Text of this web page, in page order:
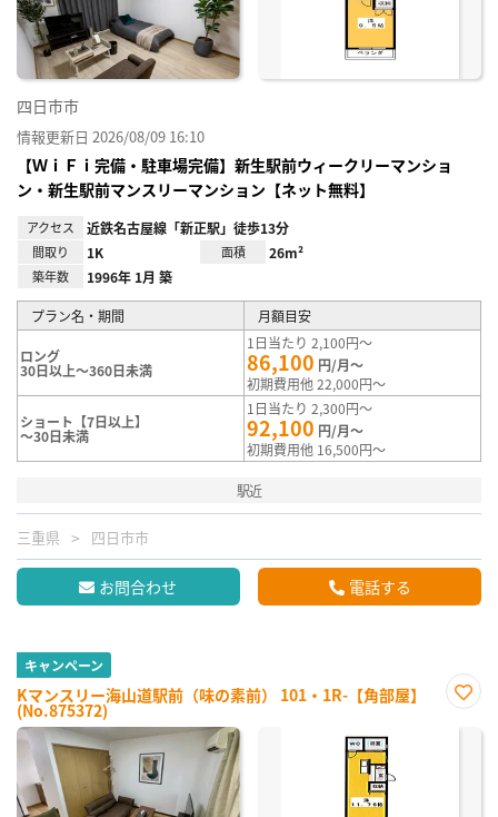
四日市市
情報更新日 2026/08/09 16:10
【ＷｉＦｉ完備・駐車場完備】新生駅前ウィークリーマンショ
ン・新生駅前マンスリーマンション【ネット無料】
アクセス 近鉄名古屋線「新正駅」徒歩13分
間取り 1K 面積 26m²
築年数 1996年 1月 築
プラン名・期間 月額目安
ロング
30日以上～360日未満
1日当たり 2,100円～
86,100 円/月～
初期費用他 22,000円～
ショート【7日以上】
～30日未満
1日当たり 2,300円～
92,100 円/月～
初期費用他 16,500円～
駅近
三重県 四日市市
お問合わせ 電話する
キャンペーン
Kマンスリー海山道駅前（味の素前） 101・1R-【角部屋】
(No.875372)
に入